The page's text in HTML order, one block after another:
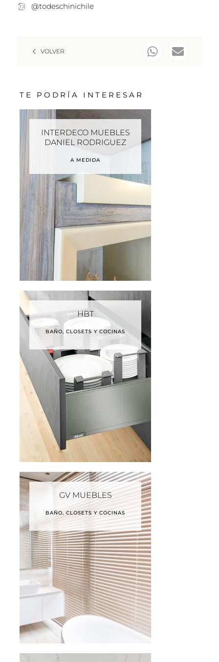
@todeschinichile
VOLVER
TE PODRÍA INTERESAR
INTERDECO MUEBLES
DANIEL RODRIGUEZ
A MEDIDA
HBT
BAÑO, CLOSETS Y COCINAS
GV MUEBLES
BAÑO, CLOSETS Y COCINAS